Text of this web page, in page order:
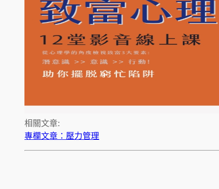
相關文章:
專欄文章：壓力管理